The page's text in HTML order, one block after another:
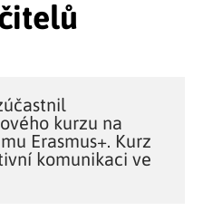
kurzu na
Erasmus+. Kurz
komunikaci ve